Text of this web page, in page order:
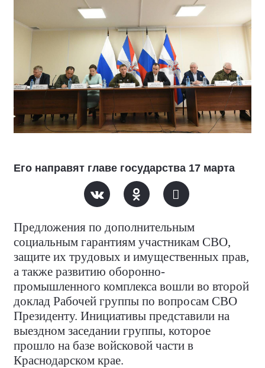
Его направят главе государства 17 марта
Предложения по дополнительным
социальным гарантиям участникам СВО,
защите их трудовых и имущественных прав,
а также развитию оборонно-
промышленного комплекса вошли во второй
доклад Рабочей группы по вопросам СВО
Президенту. Инициативы представили на
выездном заседании группы, которое
прошло на базе войсковой части в
Краснодарском крае.